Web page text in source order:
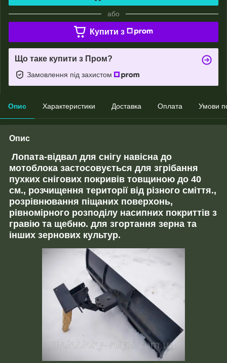
або
Купити з
Що таке купити з Пром?
Замовлення під захистом
Опис Характеристики Доставка Оплата Умови
Опис
Лопата-відвал для снігу навісна до
мотоблока застосовується для згрібання
пухких снігових покривів товщиною до 40
см., розчищення території від різного сміття.,
розрівнювання піщаних поверхонь,
рівномірного розподілу насипних покриттів з
гравію та щебню. для згортання зерна та
інших зернових культур.